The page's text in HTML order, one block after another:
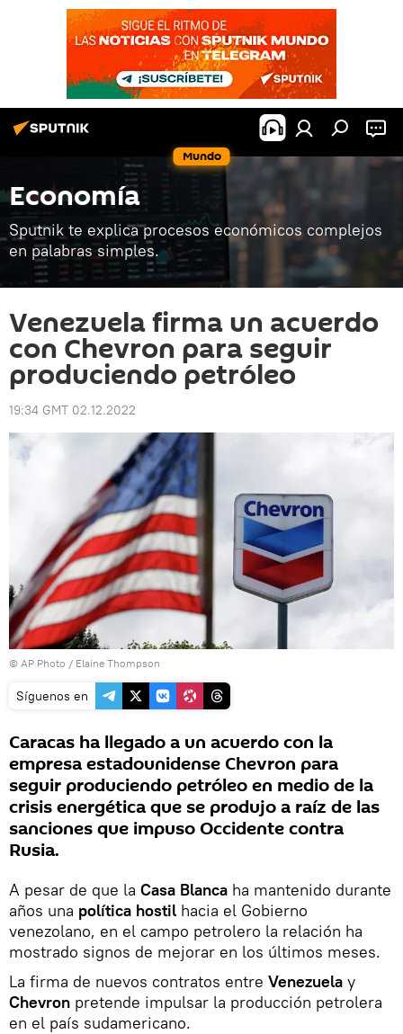
Mundo
Economía
Sputnik te explica procesos económicos complejos
en palabras simples.
Venezuela firma un acuerdo
con Chevron para seguir
produciendo petróleo
19:34 GMT 02.12.2022
© AP Photo / Elaine Thompson
Síguenos en
Caracas ha llegado a un acuerdo con la
empresa estadounidense Chevron para
seguir produciendo petróleo en medio de la
crisis energética que se produjo a raíz de las
sanciones que impuso Occidente contra
Rusia.
A pesar de que la Casa Blanca ha mantenido durante
años una política hostil hacia el Gobierno
venezolano, en el campo petrolero la relación ha
mostrado signos de mejorar en los últimos meses.
La firma de nuevos contratos entre Venezuela y
Chevron pretende impulsar la producción petrolera
en el país sudamericano.